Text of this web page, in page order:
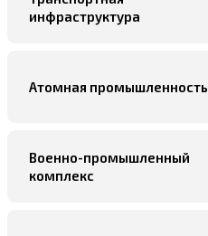
инфраструктура
Атомная промышленность
Военно-промышленный
комплекс